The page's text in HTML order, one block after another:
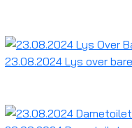
23.08.2024 Lys over